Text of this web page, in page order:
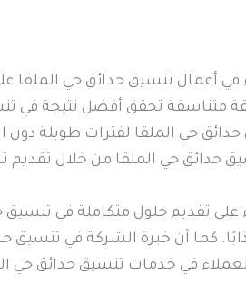
أعمال تنسيق حدائق حي الملقا
متناسقة تحقق أفضل نتيجة في
حي الملقا لفترات طويلة دون
حدائق حي الملقا من خلال تقديم
تقديم حلول متكاملة في تنسيق
كما أن خبرة الشركة في تنسيق
في خدمات تنسيق حدائق حي